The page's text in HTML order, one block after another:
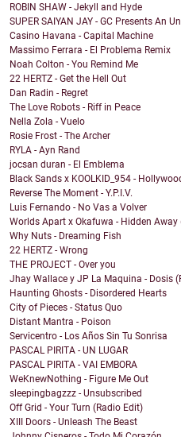
ROBIN SHAW - Jekyll and Hyde
SUPER SAIYAN JAY - GC Presents An
Casino Havana - Capital Machine
Massimo Ferrara - El Problema Remix
Noah Colton - You Remind Me
22 HERTZ - Get the Hell Out
Dan Radin - Regret
The Love Robots - Riff in Peace
Nella Zola - Vuelo
Rosie Frost - The Archer
RYLA - Ayn Rand
jocsan duran - El Emblema
Black Sands x KOOLKID_954 -
Reverse The Moment - Y.P.I.V.
Luis Fernando - No Vas a Volver
Worlds Apart x Okafuwa - Hidden
Why Nuts - Dreaming Fish
22 HERTZ - Wrong
THE PROJECT - Over you
Jhay Wallace y JP La Maquina - Dosis
Haunting Ghosts - Disordered Hearts
City of Pieces - Status Quo
Distant Mantra - Poison
Servicentro - Los Años Sin Tu Sonrisa
PASCAL PIRITA - UN LUGAR
PASCAL PIRITA - VAI EMBORA
WeKnewNothing - Figure Me Out
sleepingbagzzz - Unsubscribed
Off Grid - Your Turn (Radio Edit)
XIII Doors - Unleash The Beast